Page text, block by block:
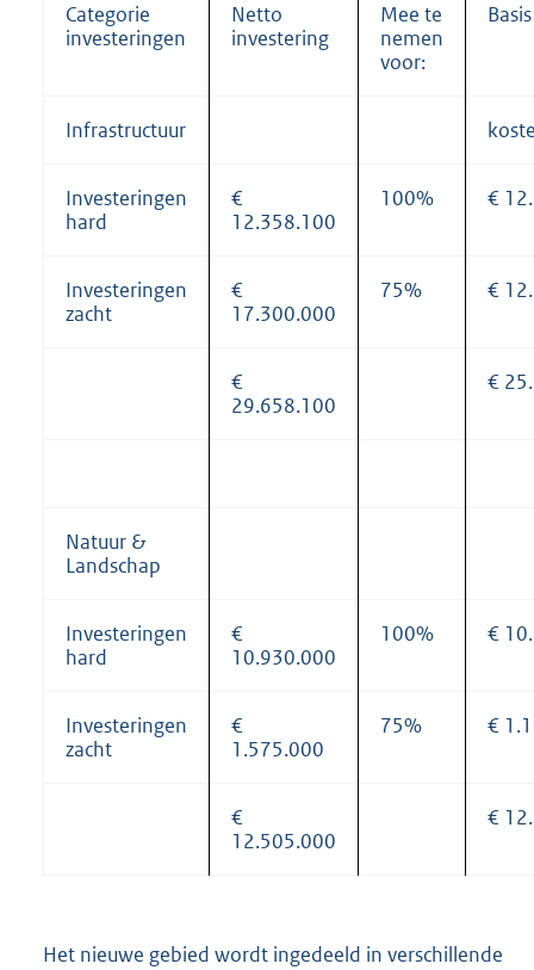
Categorie
investeringen
Netto
investering
Mee te
nemen
voor:
Infrastructuur
Investeringen
hard
€
12.358.100
100% €
Investeringen
zacht
€
17.300.000
75% €
€
29.658.100
€
Natuur &
Landschap
Investeringen
hard
€
10.930.000
100% €
Investeringen
zacht
€
1.575.000
75% €
€
12.505.000
€
Het nieuwe gebied wordt ingedeeld in verschillende